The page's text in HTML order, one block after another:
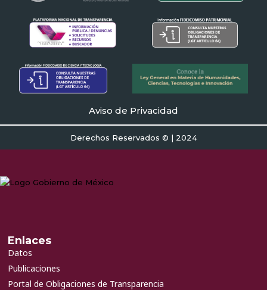
Aviso de Privacidad
Derechos Reservados © | 2024
Enlaces
Datos
Publicaciones
Portal de Obligaciones de Transparencia